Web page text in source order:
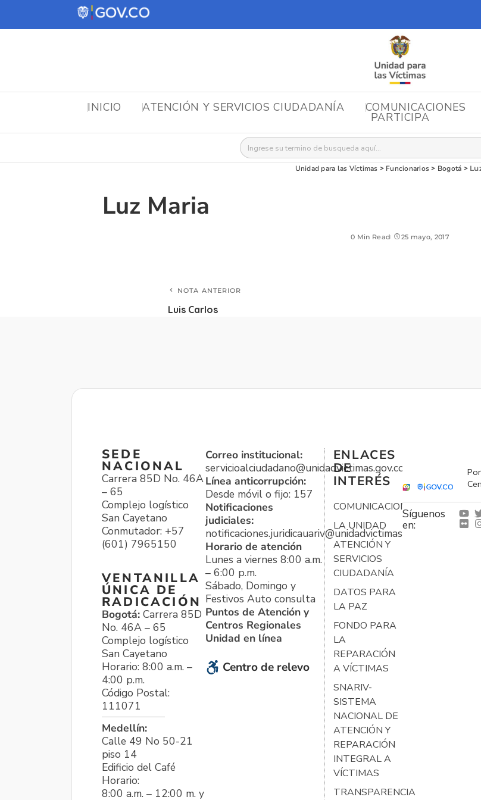
INICIO ATENCIÓN Y SERVICIOS CIUDADANÍA COMUNICACIONES
PARTICIPA
Buscar:
Unidad para las Víctimas > Funcionarios > Bogotá >
Luz Maria
0 Min Read 25 mayo, 2017
NOTA ANTERIOR
Luis Carlos
SEDE
NACIONAL
Carrera 85D No. 46A
– 65
Complejo logístico
San Cayetano
Conmutador: +57
(601) 7965150
VENTANILLA
ÚNICA DE
RADICACIÓN
Bogotá: Carrera 85D
No. 46A – 65
Complejo logístico
San Cayetano
Horario: 8:00 a.m. –
4:00 p.m.
Código Postal:
111071
Medellín:
Calle 49 No 50-21
piso 14
Edificio del Café
Horario:
8:00 a.m. – 12:00 m. y
Correo institucional:
servicioalciudadano@unidadvictimas.gov.co
Línea anticorrupción:
Desde móvil o fijo: 157
Notificaciones
judiciales:
notificaciones.juridicauariv@unidadvictimas.gov.co
Horario de atención
Lunes a viernes 8:00 a.m.
– 6:00 p.m.
Sábado, Domingo y
Festivos Auto consulta
Puntos de Atención y
Centros Regionales
Unidad en línea
Centro de relevo
ENLACES
DE
INTERÉS
COMUNICACIONES
LA UNIDAD
ATENCIÓN Y
SERVICIOS
CIUDADANÍA
DATOS PARA
LA PAZ
FONDO PARA
LA
REPARACIÓN
A VÍCTIMAS
SNARIV-
SISTEMA
NACIONAL DE
ATENCIÓN Y
REPARACIÓN
INTEGRAL A
VÍCTIMAS
TRANSPARENCIA
Síguenos
en: